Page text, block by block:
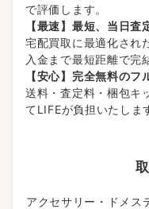
で評価します。
【最速】最短、当日査
宅配買取に最適化され
入金まで最短距離で完
【安心】完全無料のフ
送料・査定料・梱包キ
てLIFEが負担いたしま
アクセサリー・ドメス